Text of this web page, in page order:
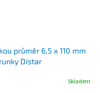
průměr 6,5 x 110 mm
Distar
Skladem